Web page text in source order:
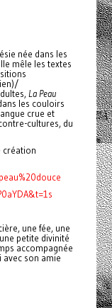
née dans les
mêle les textes
La Peau
les couloirs
crue et
cultures, du
création
une fée, une
petite divinité
accompagnée
avec son amie